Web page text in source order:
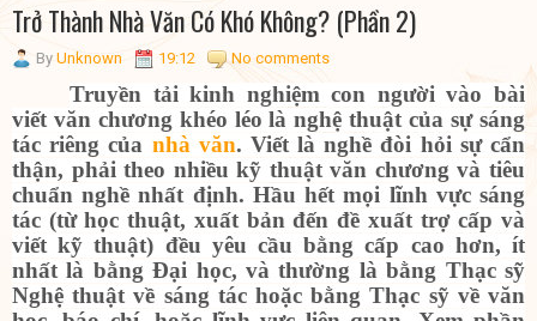
Trở Thành Nhà Văn Có Khó Không? (Phần 2)
By Unknown 19:12 No comments
Truyền tải kinh nghiệm con người vào bài
viết văn chương khéo léo là nghệ thuật của sự sáng
tác riêng của nhà văn. Viết là nghề đòi hỏi sự cẩn
thận, phải theo nhiều kỹ thuật văn chương và tiêu
chuẩn nghề nhất định. Hầu hết mọi lĩnh vực sáng
tác (từ học thuật, xuất bản đến đề xuất trợ cấp và
viết kỹ thuật) đều yêu cầu bằng cấp cao hơn, ít
nhất là bằng Đại học, và thường là bằng Thạc sỹ
Nghệ thuật về sáng tác hoặc bằng Thạc sỹ về văn